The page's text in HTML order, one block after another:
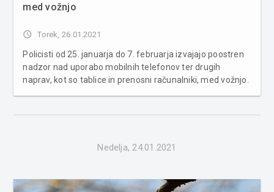
med vožnjo
access_time Torek, 26.01.2021
Policisti od 25. januarja do 7. februarja izvajajo poostren
nadzor nad uporabo mobilnih telefonov ter drugih
naprav, kot so tablice in prenosni računalniki, med vožnjo.
Nedelja, 24.01.2021